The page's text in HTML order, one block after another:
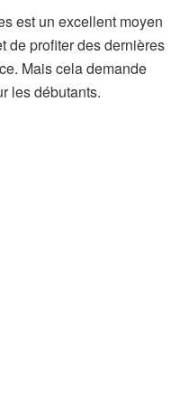
est un excellent moyen
de profiter des dernières
Mais cela demande
les débutants.